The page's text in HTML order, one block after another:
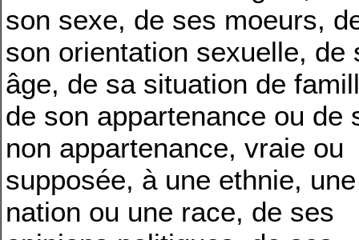
son sexe, de ses moeurs,
son orientation sexuelle, de
âge, de sa situation de
de son appartenance ou de
non appartenance, vraie ou
supposée, à une ethnie, une
nation ou une race, de ses